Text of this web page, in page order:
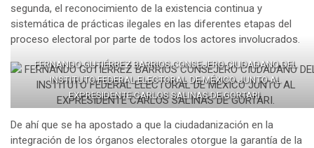
segunda, el reconocimiento de la existencia continua y
sistemática de prácticas ilegales en las diferentes etapas del
proceso electoral por parte de todos los actores involucrados.
FERNANDO GUTIÉRREZ BARRIOS CONSEJERO CIUDADANO DEL
INSTITUTO FEDERAL ELECTORAL DE MÉXICO JUNTO AL
EXPRESIDENTE CARLOS SALINAS DE GORTARI.
De ahí que se ha apostado a que la ciudadanización en la
integración de los órganos electorales otorgue la garantía de la